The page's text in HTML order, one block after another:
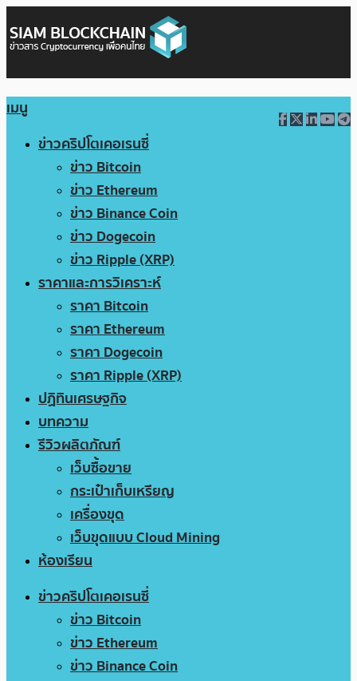
เมนู
ข่าวคริปโตเคอเรนซี่
ข่าว Bitcoin
ข่าว Ethereum
ข่าว Binance Coin
ข่าว Dogecoin
ข่าว Ripple (XRP)
ราคาและการวิเคราะห์
ราคา Bitcoin
ราคา Ethereum
ราคา Dogecoin
ราคา Ripple (XRP)
ปฏิทินเศรษฐกิจ
บทความ
รีวิวผลิตภัณฑ์
เว็บซื้อขาย
กระเป๋าเก็บเหรียญ
เครื่องขุด
เว็บขุดแบบ Cloud Mining
ห้องเรียน
ข่าวคริปโตเคอเรนซี่
ข่าว Bitcoin
ข่าว Ethereum
ข่าว Binance Coin